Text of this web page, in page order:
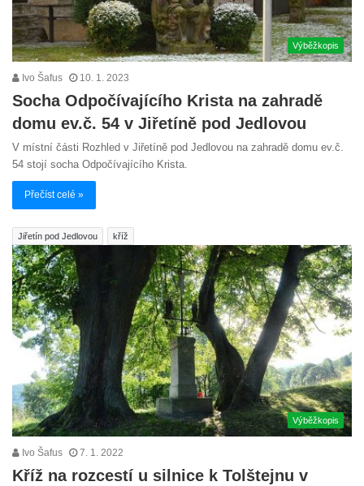
Výběžkopis
Ivo Šafus 10. 1. 2023
Socha Odpočívajícího Krista na zahradě
domu ev.č. 54 v Jiřetíně pod Jedlovou
V místní části Rozhled v Jiřetíně pod Jedlovou na zahradě domu ev.č.
54 stojí socha Odpočívajícího Krista.
Přečíst celé »
Jiřetín pod Jedlovou kříž
Výběžkopis
Ivo Šafus 7. 1. 2022
Kříž na rozcestí u silnice k Tolštejnu v